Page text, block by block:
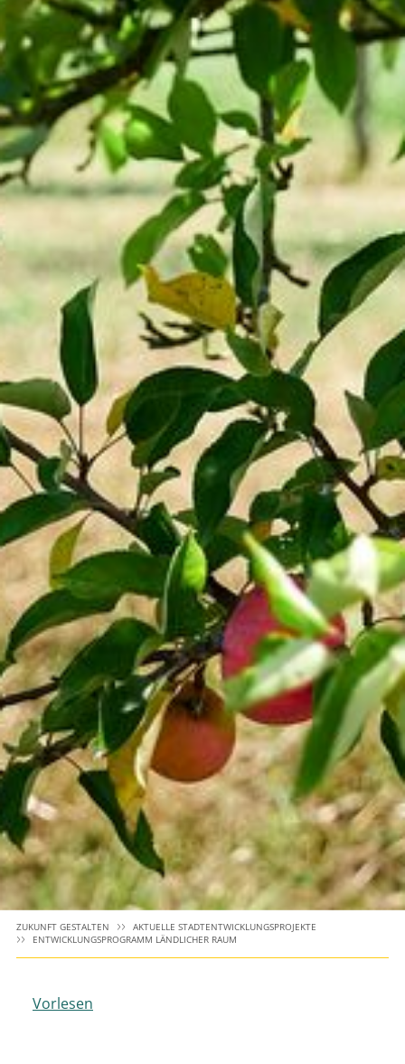
ZUKUNFT GESTALTEN
AKTUELLE STADTENTWICKLUNGSPROJEKTE
ENTWICKLUNGSPROGRAMM LÄNDLICHER RAUM
Vorlesen